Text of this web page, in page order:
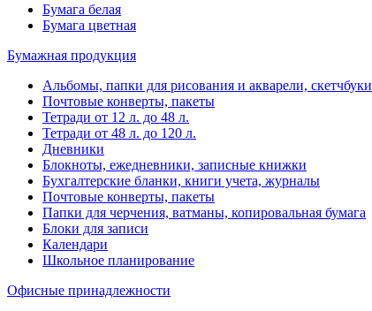
Бумага белая
Бумага цветная
Бумажная продукция
Альбомы, папки для рисования и акварели, скетчбуки
Почтовые конверты, пакеты
Тетради от 12 л. до 48 л.
Тетради от 48 л. до 120 л.
Дневники
Блокноты, ежедневники, записные книжки
Бухгалтерские бланки, книги учета, журналы
Почтовые конверты, пакеты
Папки для черчения, ватманы, копировальная бумага
Блоки для записи
Календари
Школьное планирование
Офисные принадлежности